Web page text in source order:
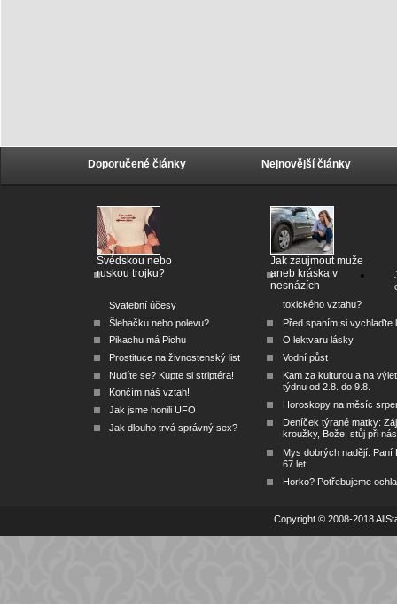
Doporučené články
Švédskou nebo
ruskou trojku?
Svatební účesy
Šlehačku nebo polevu?
Pikachu má Pichu
Prostituce na živnostenský list
Nudíte se? Kupte si striptéra!
Končím náš vztah!
Jak jsme honili UFO
Jak dlouho trvá správný sex?
Nejnovější články
Jak zaujmout muže
aneb kráska v
nesnázích
toxického vztahu?
Před spaním si vychlaďte
O lektvaru lásky
Vodní půst
Kam za kulturou a na
týdnu od 2.8. do 9.8.
Horoskopy na měsíc
Deníček týrané matky:
kroužky, Bože, stůj při nás
Mys dobrých nadějí: Paní
67 let
Horko? Potřebujeme
Copyright © 2008-2018